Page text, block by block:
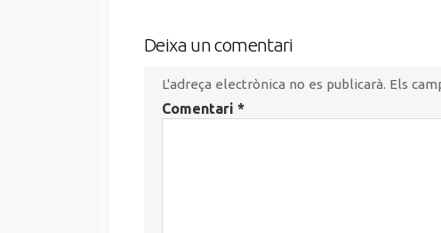
Deixa un comentari
L'adreça electrònica no es publicarà. Els
Comentari *